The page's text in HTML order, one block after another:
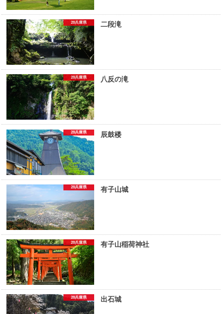
28兵庫県 二段滝
28兵庫県 八反の滝
28兵庫県 辰鼓楼
28兵庫県 有子山城
28兵庫県 有子山稲荷神社
28兵庫県 出石城